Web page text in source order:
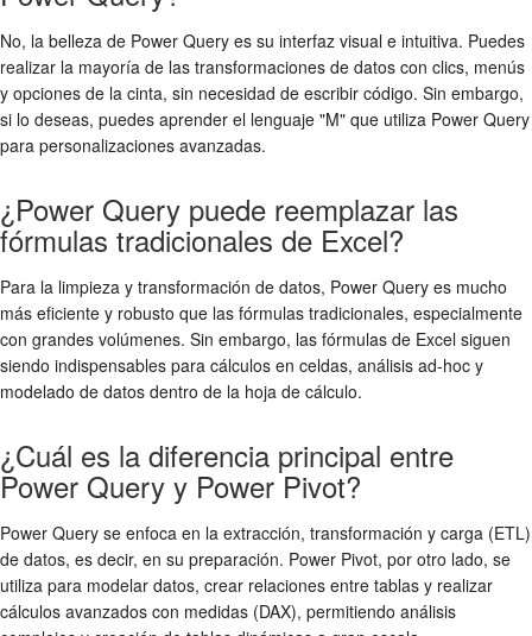
No, la belleza de Power Query es su interfaz visual e intuitiva. Puedes
realizar la mayoría de las transformaciones de datos con clics, menús
y opciones de la cinta, sin necesidad de escribir código. Sin embargo,
si lo deseas, puedes aprender el lenguaje "M" que utiliza Power Query
para personalizaciones avanzadas.
¿Power Query puede reemplazar las
fórmulas tradicionales de Excel?
Para la limpieza y transformación de datos, Power Query es mucho
más eficiente y robusto que las fórmulas tradicionales, especialmente
con grandes volúmenes. Sin embargo, las fórmulas de Excel siguen
siendo indispensables para cálculos en celdas, análisis ad-hoc y
modelado de datos dentro de la hoja de cálculo.
¿Cuál es la diferencia principal entre
Power Query y Power Pivot?
Power Query se enfoca en la extracción, transformación y carga (ETL)
de datos, es decir, en su preparación. Power Pivot, por otro lado, se
utiliza para modelar datos, crear relaciones entre tablas y realizar
cálculos avanzados con medidas (DAX), permitiendo análisis